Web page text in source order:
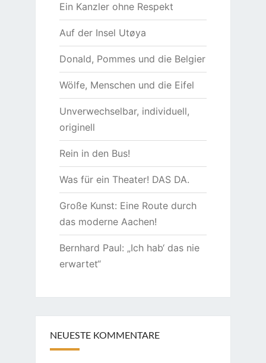
Ein Kanzler ohne Respekt
Auf der Insel Utøya
Donald, Pommes und die Belgier
Wölfe, Menschen und die Eifel
Unverwechselbar, individuell,
originell
Rein in den Bus!
Was für ein Theater! DAS DA.
Große Kunst: Eine Route durch
das moderne Aachen!
Bernhard Paul: „Ich hab‘ das nie
erwartet“
NEUESTE KOMMENTARE